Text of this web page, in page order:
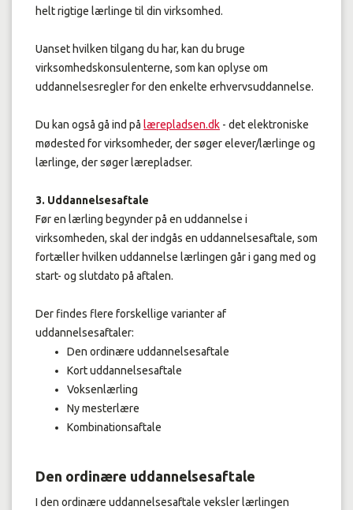
helt rigtige lærlinge til din virksomhed.
Uanset hvilken tilgang du har, kan du bruge
virksomhedskonsulenterne, som kan oplyse om
uddannelsesregler for den enkelte erhvervsuddannelse.
Du kan også gå ind på lærepladsen.dk - det elektroniske
mødested for virksomheder, der søger elever/lærlinge og
lærlinge, der søger lærepladser.
3. Uddannelsesaftale
Før en lærling begynder på en uddannelse i
virksomheden, skal der indgås en uddannelsesaftale, som
fortæller hvilken uddannelse lærlingen går i gang med og
start- og slutdato på aftalen.
Der findes flere forskellige varianter af
uddannelsesaftaler:
Den ordinære uddannelsesaftale
Kort uddannelsesaftale
Voksenlærling
Ny mesterlære
Kombinationsaftale
Den ordinære uddannelsesaftale
I den ordinære uddannelsesaftale veksler lærlingen